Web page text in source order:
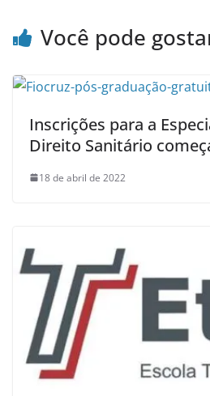
Você pode
Inscrições para a
Direito Sanitário
18 de abril de 2022